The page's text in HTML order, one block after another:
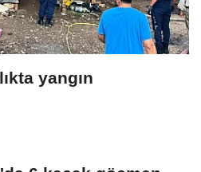
yangın